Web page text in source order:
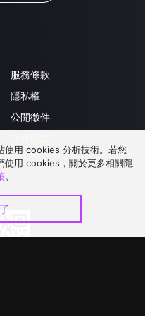
服務條款
隱私權
公開徵件
使用 cookies 分析技術。若您
使用 cookies，關於更多相關隱
。